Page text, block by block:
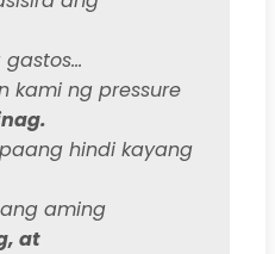
kami ng pressure
hindi kayang
aming
at